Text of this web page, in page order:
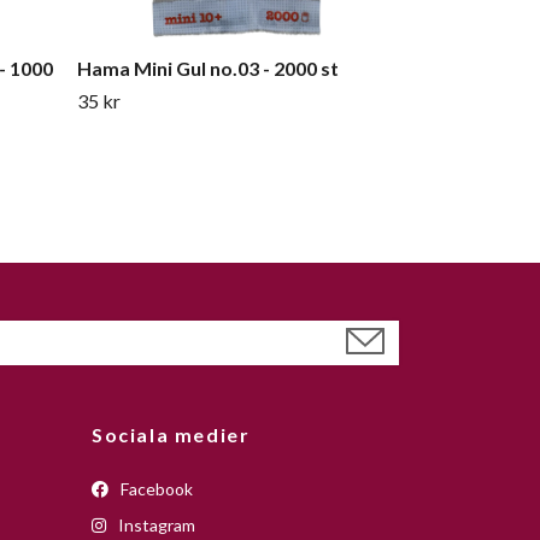
1000
Hama Mini Gul no.03 - 2000 st
35 kr
Sociala medier
Facebook
Instagram